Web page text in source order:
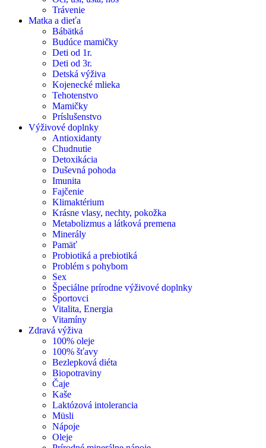
Trávenie
Matka a dieťa
Bábätká
Budúce mamičky
Deti od 1r.
Deti od 3r.
Detská výživa
Kojenecké mlieka
Tehotenstvo
Mamičky
Príslušenstvo
Výživové doplnky
Antioxidanty
Chudnutie
Detoxikácia
Duševná pohoda
Imunita
Fajčenie
Klimaktérium
Krásne vlasy, nechty, pokožka
Metabolizmus a látková premena
Minerály
Pamäť
Probiotiká a prebiotiká
Problém s pohybom
Sex
Špeciálne prírodne výživové doplnky
Športovci
Vitalita, Energia
Vitamíny
Zdravá výživa
100% oleje
100% šťavy
Bezlepková diéta
Biopotraviny
Čaje
Kaše
Laktózová intolerancia
Müsli
Nápoje
Oleje